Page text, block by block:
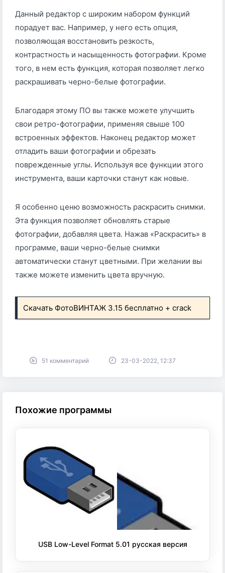
Данный редактор с широким набором функций
порадует вас. Например, у него есть опция,
позволяющая восстановить резкость,
контрастность и насыщенность фотографии. Кроме
того, в нем есть функция, которая позволяет легко
раскрашивать черно-белые фотографии.
Благодаря этому ПО вы также можете улучшить
свои ретро-фотографии, применяя свыше 100
встроенных эффектов. Наконец редактор может
отладить ваши фотографии и обрезать
поврежденные углы. Используя все функции этого
инструмента, ваши карточки станут как новые.
Я особенно ценю возможность раскрасить снимки.
Эта функция позволяет обновлять старые
фотографии, добавляя цвета. Нажав «Раскрасить» в
программе, ваши черно-белые снимки
автоматически станут цветными. При желании вы
также можете изменить цвета вручную.
Скачать ФотоВИНТАЖ 3.15 бесплатно + crack
51 комментарий 23-03-2022, 12:37
Похожие программы
USB Low-Level Format 5.01 русская версия